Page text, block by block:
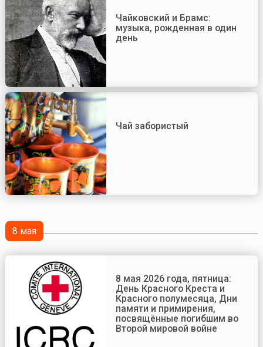
Чайковский и Брамс:
музыка, рожденная в один
день
Чай забористый
8 мая
8 мая 2026 года, пятница:
День Красного Креста и
Красного полумесяца, Дни
памяти и примирения,
посвящённые погибшим во
Второй мировой войне